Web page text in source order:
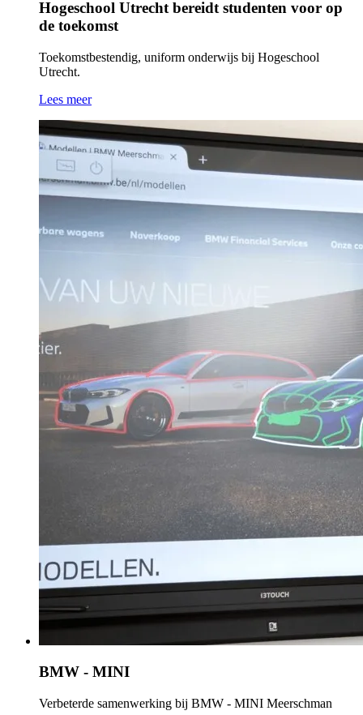
Hogeschool Utrecht bereidt studenten voor op
de toekomst
Toekomstbestendig, uniform onderwijs bij Hogeschool
Utrecht.
Lees meer
BMW - MINI
Verbeterde samenwerking bij BMW - MINI Meerschman